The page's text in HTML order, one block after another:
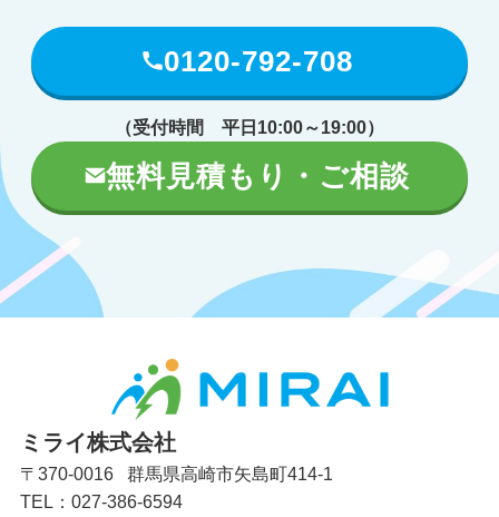
0120-792-708
（受付時間 平日10:00～19:00）
無料見積もり・ご相談
ミライ株式会社
〒370-0016 群馬県高崎市矢島町414-1
TEL：027-386-6594